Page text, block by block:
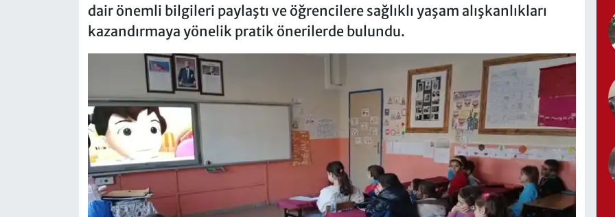
dair önemli bilgileri paylaştı ve öğrencilere sağlıklı yaşam alışkanlıkları
kazandırmaya yönelik pratik önerilerde bulundu.